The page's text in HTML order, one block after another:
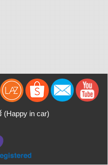
in car)